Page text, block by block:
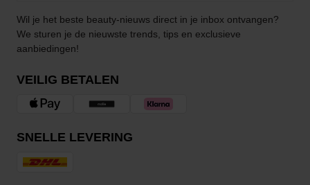
Wil je het beste beauty-nieuws direct in je inbox ontvangen?
We sturen je de nieuwste trends, tips en exclusieve
aanbiedingen!
VEILIG BETALEN
SNELLE LEVERING